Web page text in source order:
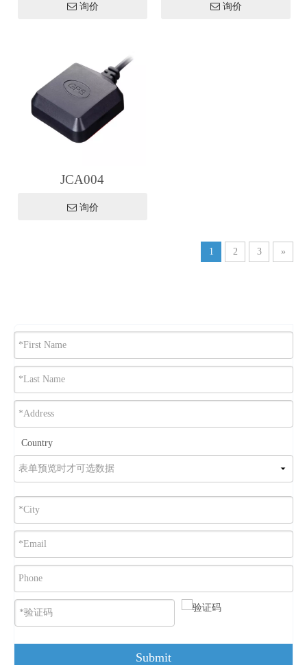
询价 询价
JCA004
询价
1 2 3 »
Country
Submit